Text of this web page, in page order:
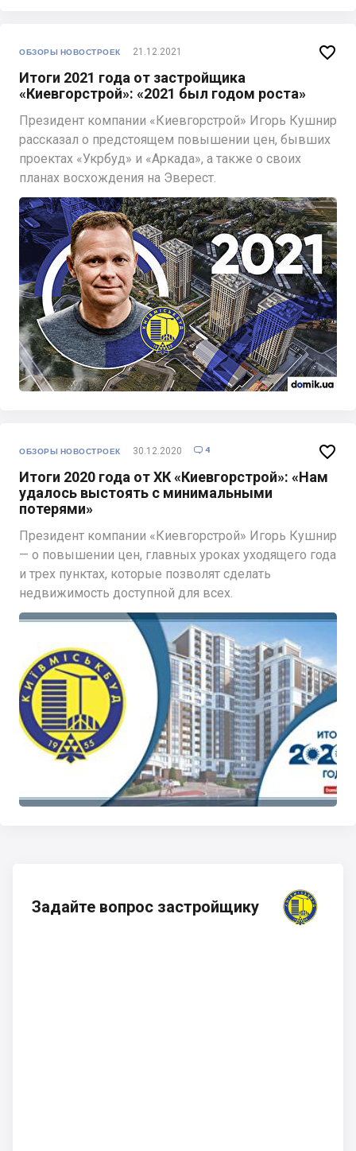
ОБЗОРЫ НОВОСТРОЕК 21.12.2021
Итоги 2021 года от застройщика
«Киевгорстрой»: «2021 был годом роста»
Президент компании «Киевгорстрой» Игорь Кушнир
рассказал о предстоящем повышении цен, бывших
проектах «Укрбуд» и «Аркада», а также о своих
планах восхождения на Эверест.

ОБЗОРЫ НОВОСТРОЕК 30.12.2020  4
Итоги 2020 года от ХК «Киевгорстрой»: «Нам
удалось выстоять с минимальными
потерями»
Президент компании «Киевгорстрой» Игорь Кушнир
— о повышении цен, главных уроках уходящего года
и трех пунктах, которые позволят сделать
недвижимость доступной для всех.

Задайте вопрос застройщику